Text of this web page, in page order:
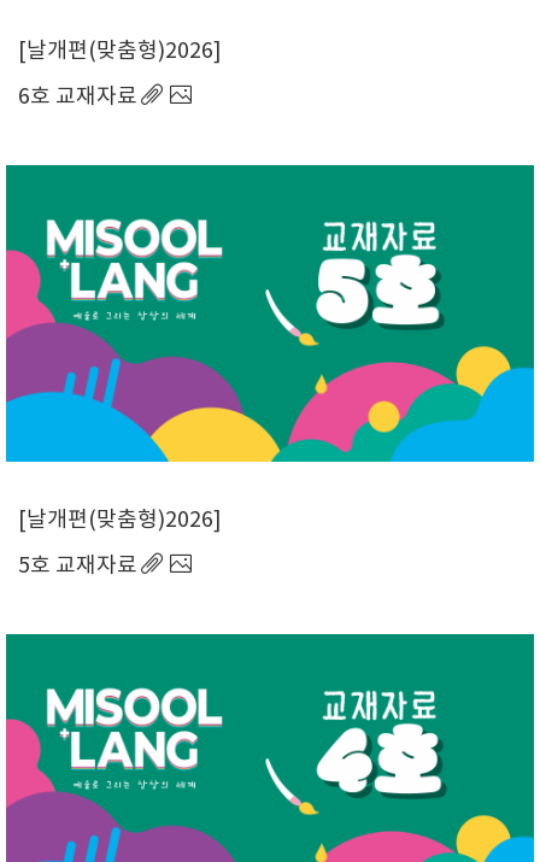
날개편(맞춤형)2026
6호 교재자료
날개편(맞춤형)2026
5호 교재자료